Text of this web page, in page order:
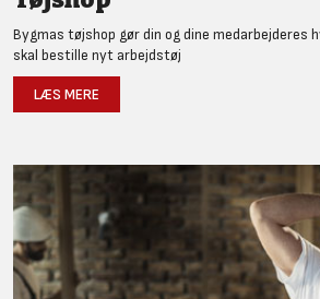
Bygmas tøjshop gør din og dine medarbejderes
skal bestille nyt arbejdstøj
LÆS MERE